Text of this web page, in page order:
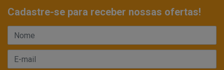
Cadastre-se para receber nossas ofertas!